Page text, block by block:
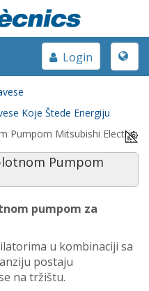
Toggle
Login
Koje Štede Energiju
Pumpom Mitsubishi Electric
Pumpom
pumpom za
u kombinaciji sa
postaju
na tržištu.